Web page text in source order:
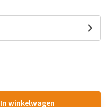
In winkelwagen